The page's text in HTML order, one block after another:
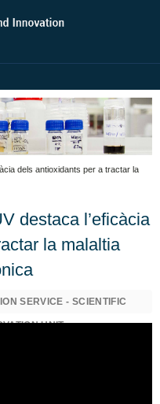
dels antioxidants per a tractar la
destaca l’eficàcia
la malaltia
SERVICE - SCIENTIFIC
UNIT